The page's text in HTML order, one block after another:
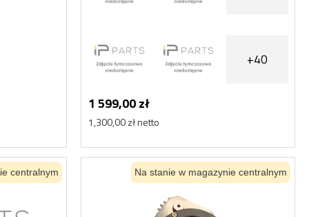
+40
1 599,00 zł
1,300,00 zł netto
centralnym Na stanie w magazynie centralnym